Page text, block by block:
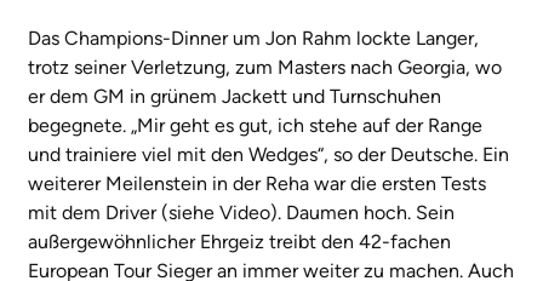
Das Champions-Dinner um Jon Rahm lockte Langer,
trotz seiner Verletzung, zum Masters nach Georgia, wo
er dem GM in grünem Jackett und Turnschuhen
begegnete. „Mir geht es gut, ich stehe auf der Range
und trainiere viel mit den Wedges“, so der Deutsche. Ein
weiterer Meilenstein in der Reha war die ersten Tests
mit dem Driver (siehe Video). Daumen hoch. Sein
außergewöhnlicher Ehrgeiz treibt den 42-fachen
European Tour Sieger an immer weiter zu machen. Auch